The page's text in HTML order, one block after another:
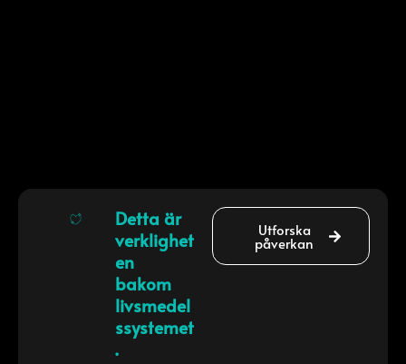
Detta är
verklighet
en
bakom
livsmedel
ssystemet
.
Utforska
påverkan